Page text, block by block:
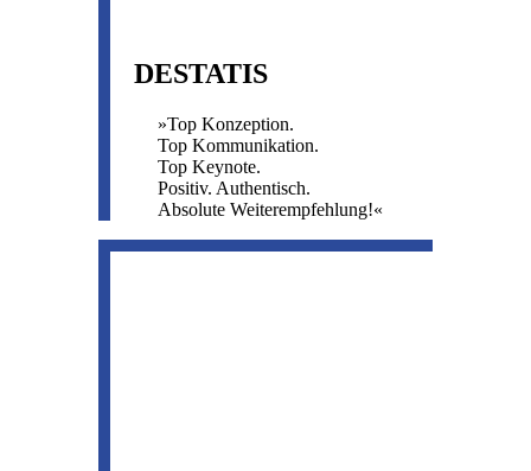
DESTATIS
»Top Konzeption.
Top Kommunikation.
Top Keynote.
Positiv. Authentisch.
Absolute Weiterempfehlung!«